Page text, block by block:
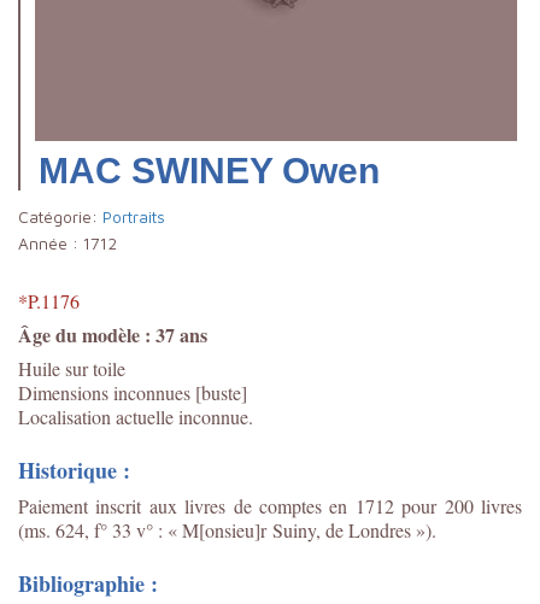
MAC SWINEY Owen
Catégorie: Portraits
Année : 1712
*P.1176
Âge du modèle : 37 ans
Huile sur toile
Dimensions inconnues [buste]
Localisation actuelle inconnue.
Historique :
Paiement inscrit aux livres de comptes en 1712 pour 200 livres
(ms. 624, f° 33 v° : « M[onsieu]r Suiny, de Londres »).
Bibliographie :